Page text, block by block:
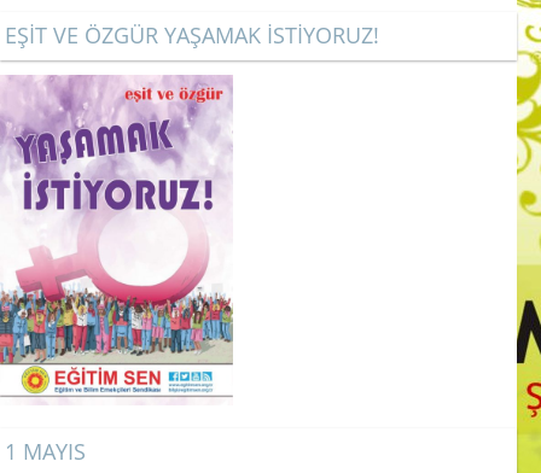
EŞİT VE ÖZGÜR YAŞAMAK İSTİYORUZ!
1 MAYIS